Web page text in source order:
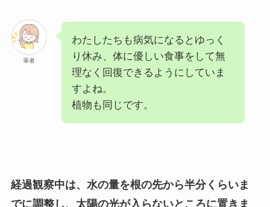
筆者
わたしたちも病気になるとゆっく
り休み、体に優しい食事をして無
理なく回復できるようにしていま
すよね。
植物も同じです。
経過観察中は、水の量を根の先から半分くらいま
でに調整し、太陽の光が入らないところに置きま